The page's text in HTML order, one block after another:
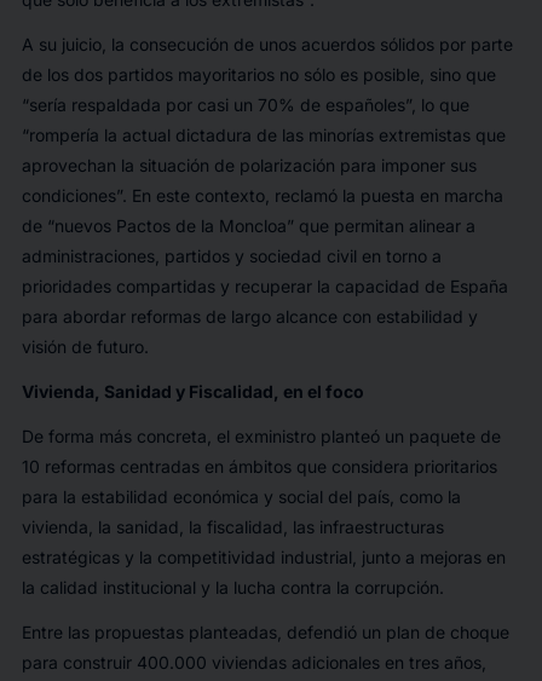
A su juicio, la consecución de unos acuerdos sólidos por parte
de los dos partidos mayoritarios no sólo es posible, sino que
“sería respaldada por casi un 70% de españoles”, lo que
“rompería la actual dictadura de las minorías extremistas que
aprovechan la situación de polarización para imponer sus
condiciones”. En este contexto, reclamó la puesta en marcha
de “nuevos Pactos de la Moncloa” que permitan alinear a
administraciones, partidos y sociedad civil en torno a
prioridades compartidas y recuperar la capacidad de España
para abordar reformas de largo alcance con estabilidad y
visión de futuro.
Vivienda, Sanidad y Fiscalidad, en el foco
De forma más concreta, el exministro planteó un paquete de
10 reformas centradas en ámbitos que considera prioritarios
para la estabilidad económica y social del país, como la
vivienda, la sanidad, la fiscalidad, las infraestructuras
estratégicas y la competitividad industrial, junto a mejoras en
la calidad institucional y la lucha contra la corrupción.
Entre las propuestas planteadas, defendió un plan de choque
para construir 400.000 viviendas adicionales en tres años,